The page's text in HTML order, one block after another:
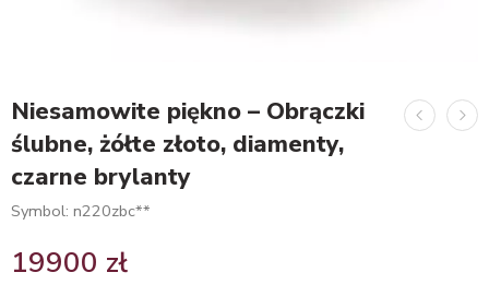
Niesamowite piękno – Obrączki
ślubne, żółte złoto, diamenty,
czarne brylanty
Symbol: n220zbc**
19900 zł